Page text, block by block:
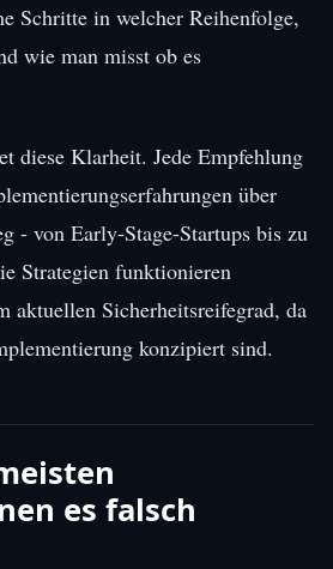
Schritte in welcher Reihenfolge,
wie man misst ob es
diese Klarheit. Jede Empfehlung
über
- von Early-Stage-Startups bis zu
Strategien funktionieren
aktuellen Sicherheitsreifegrad, da
konzipiert sind.
es falsch